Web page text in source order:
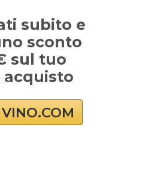
subito e
sconto
sul tuo
acquisto